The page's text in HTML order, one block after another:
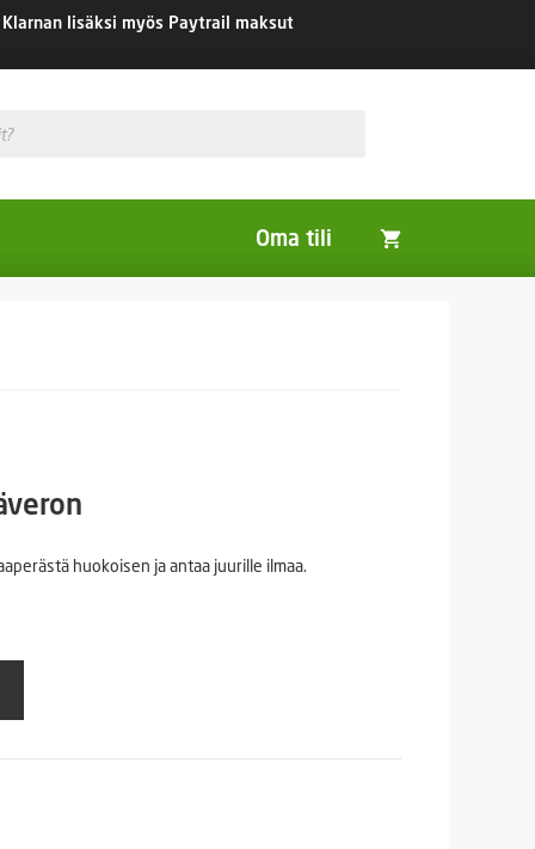
lisäksi myös Paytrail maksut
Oma tili
huokoisen ja antaa juurille ilmaa.